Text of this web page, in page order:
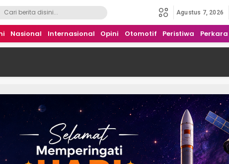
Agustus 7, 2026
Nasional Internasional Opini Otomotif Peristiwa Perkara